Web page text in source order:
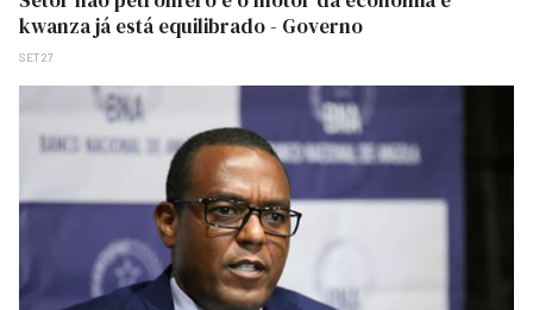
Setor não petrolífero é o motor da economia e
kwanza já está equilibrado - Governo
SET 27